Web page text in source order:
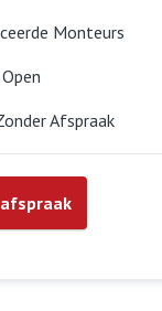
Monteurs
Afspraak